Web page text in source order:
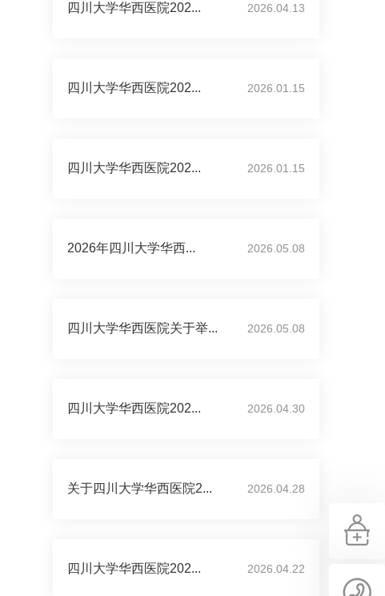
四川大学华西医院202... 2026.04.13
四川大学华西医院202... 2026.01.15
四川大学华西医院202... 2026.01.15
2026年四川大学华西... 2026.05.08
四川大学华西医院关于举... 2026.05.08
四川大学华西医院202... 2026.04.30
关于四川大学华西医院2... 2026.04.28
四川大学华西医院202... 2026.04.22